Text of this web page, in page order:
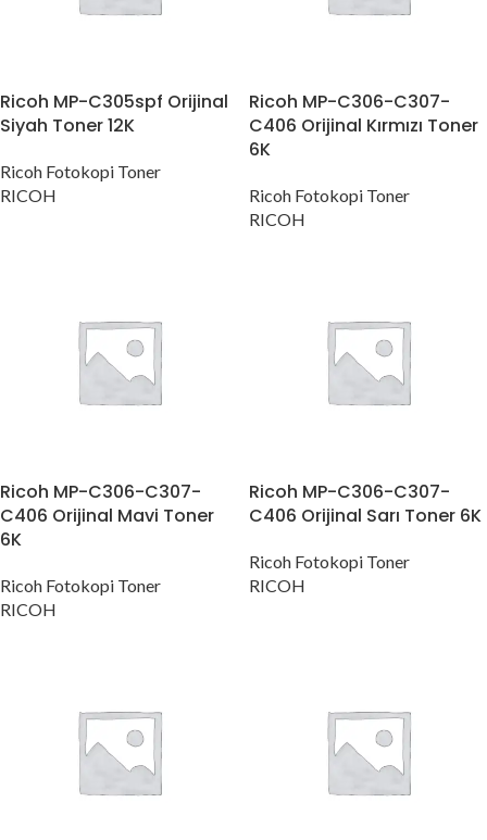
Ricoh MP-C305spf Orijinal
Siyah Toner 12K
Ricoh Fotokopi Toner
RICOH
Ricoh MP-C306-C307-
C406 Orijinal Kırmızı Toner
6K
Ricoh Fotokopi Toner
RICOH
Ricoh MP-C306-C307-
C406 Orijinal Mavi Toner
6K
Ricoh Fotokopi Toner
RICOH
Ricoh MP-C306-C307-
C406 Orijinal Sarı Toner 6K
Ricoh Fotokopi Toner
RICOH